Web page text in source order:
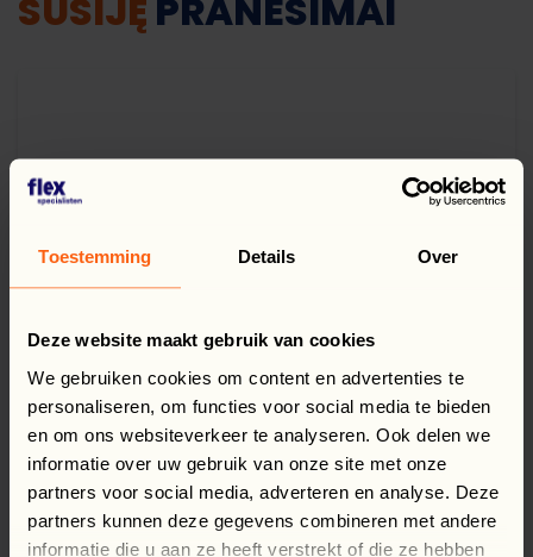
Toestemming Details Over
Deze website maakt gebruik van cookies
We gebruiken cookies om content en advertenties te
personaliseren, om functies voor social media te bieden
en om ons websiteverkeer te analyseren. Ook delen we
informatie over uw gebruik van onze site met onze
partners voor social media, adverteren en analyse. Deze
partners kunnen deze gegevens combineren met andere
informatie die u aan ze heeft verstrekt of die ze hebben
SUSIJĘ PRANEŠIMAI